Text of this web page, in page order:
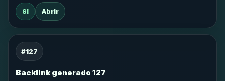
SI Abrir
#127
Backlink generado 127